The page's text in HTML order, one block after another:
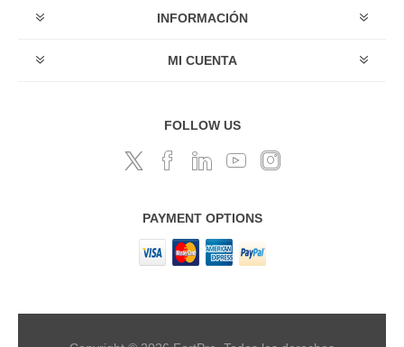
INFORMACIÓN
MI CUENTA
FOLLOW US
PAYMENT OPTIONS